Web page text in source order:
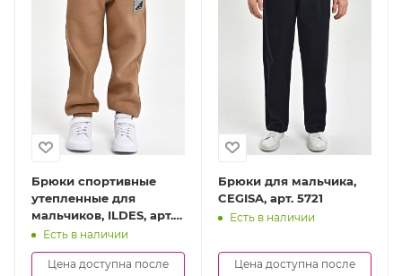
Брюки спортивные
утепленные для
мальчиков, ILDES, арт.
8019-B
Есть в наличии
Цена доступна после
Брюки для мальчика,
CEGISA, арт. 5721
Есть в наличии
Цена доступна после